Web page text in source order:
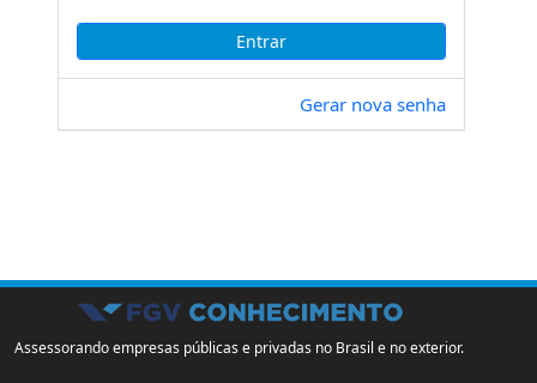
Gerar nova senha
Assessorando empresas públicas e privadas no Brasil e no exterior.